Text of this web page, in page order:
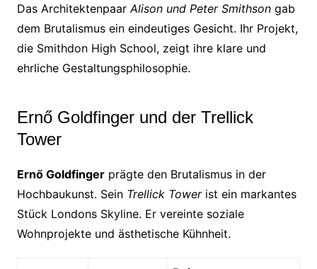
Das Architektenpaar Alison und Peter Smithsongab
dem Brutalismus ein eindeutiges Gesicht. Ihr Projekt,
die Smithdon High School, zeigt ihre klare und
ehrliche Gestaltungsphilosophie.
Ernő Goldfinger und der Trellick
Tower
Ernő Goldfingerprägte den Brutalismus in der
Hochbaukunst. Sein Trellick Towerist ein markantes
Stück Londons Skyline. Er vereinte soziale
Wohnprojekte und ästhetische Kühnheit.